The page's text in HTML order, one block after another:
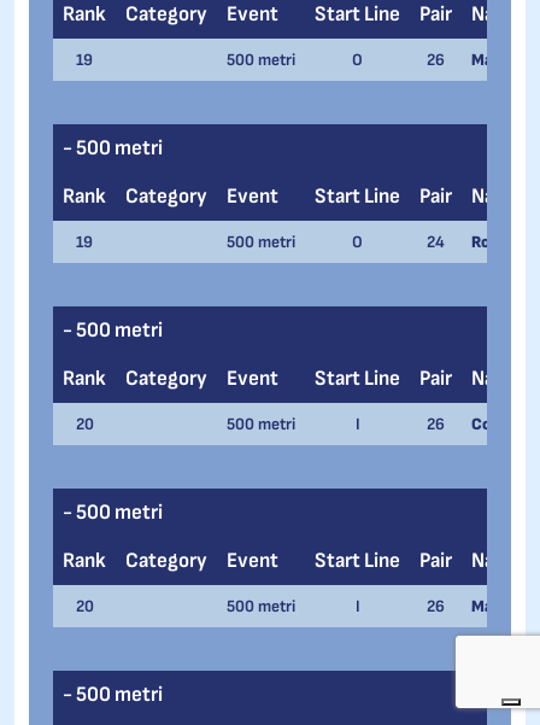
Rank
Category Event Start Line Pair Name
19 500 metri O 26 Marco
- 500 metri
Rank
Category Event Start Line Pair Name
19 500 metri O 24
- 500 metri
Rank
Category Event Start Line Pair Name
20 500 metri I 26 Corrado
- 500 metri
Rank
Category Event Start Line Pair Name
20 500 metri I 26 Mattia
- 500 metri